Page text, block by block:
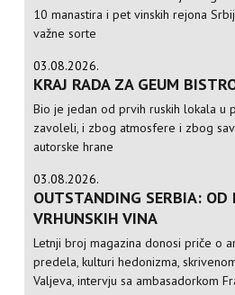
10 manastira i pet vinskih rejona
važne sorte
03.08.2026.
KRAJ RADA ZA GEUM
Bio je jedan od prvih ruskih lokala u
zavoleli, i zbog atmosfere i zbog
autorske hrane
03.08.2026.
OUTSTANDING SERBIA: OD
VRHUNSKIH VINA
Letnji broj magazina donosi priče o
predela, kulturi hedonizma,
Valjeva, intervju sa ambasadorkom